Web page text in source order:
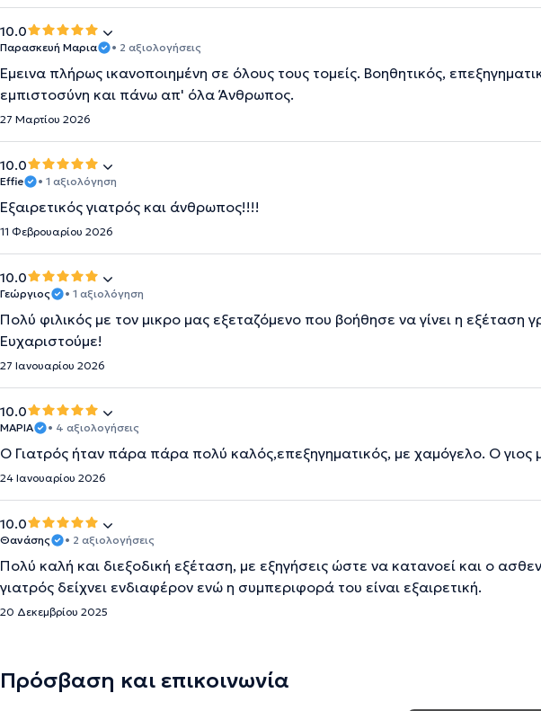
10.0
Παρασκευή Μαρια • 2 αξιολογήσεις
Εμεινα πλήρως ικανοποιημένη σε όλους τους τομείς. Βοηθητικός,
εμπιστοσύνη και πάνω απ' όλα Άνθρωπος.
27 Μαρτίου 2026
10.0
Effie • 1 αξιολόγηση
Εξαιρετικός γιατρός και άνθρωπος!!!!
11 Φεβρουαρίου 2026
10.0
Γεώργιος • 1 αξιολόγηση
Πολύ φιλικός με τον μικρο μας εξεταζόμενο που βοήθησε να γίνει η εξέταση
Ευχαριστούμε!
27 Ιανουαρίου 2026
10.0
ΜΑΡΙΑ • 4 αξιολογήσεις
Ο Γιατρός ήταν πάρα πάρα πολύ καλός,επεξηγηματικός, με χαμόγελο. Ο γιος
24 Ιανουαρίου 2026
10.0
Θανάσης • 2 αξιολογήσεις
Πολύ καλή και διεξοδική εξέταση, με εξηγήσεις ώστε να κατανοεί και ο
γιατρός δείχνει ενδιαφέρον ενώ η συμπεριφορά του είναι εξαιρετική.
20 Δεκεμβρίου 2025
Πρόσβαση και επικοινωνία